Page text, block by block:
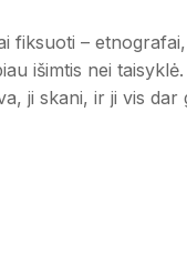
fiksuoti –
išimtis nei taisyklė.
ji skani, ir ji vis